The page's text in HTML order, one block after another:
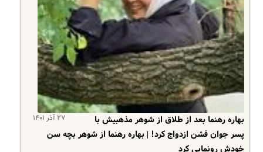
۲۷ آذر ۱۴۰۱
بهاره رهنما بعد از طلاق از شوهر مذهبیش با
پسر جوان فشن ازدواج کرد! | بهاره رهنما از شوهر بچه سن
خودش رونمایی کرد